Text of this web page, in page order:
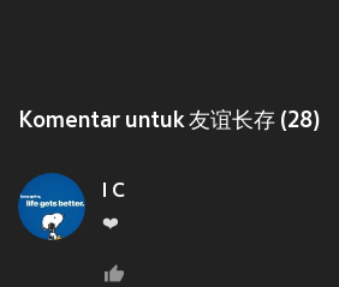
Komentar untuk 友谊长存 (28)
I C
❤️